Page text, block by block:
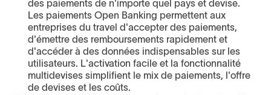
des paiements de n'importe quel pays et devise.
Les paiements Open Banking permettent aux
entreprises du travel d'accepter des paiements,
d'émettre des remboursements rapidement et
d'accéder à des données indispensables sur les
utilisateurs. L'activation facile et la fonctionnalité
multidevises simplifient le mix de paiements, l'offre
de devises et les coûts.